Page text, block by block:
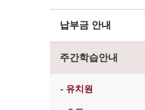
납부금 안내
주간학습안내
- 유치원